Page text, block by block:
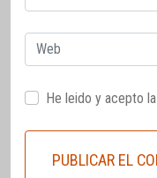
electrónico
Web
He leido y acepto la